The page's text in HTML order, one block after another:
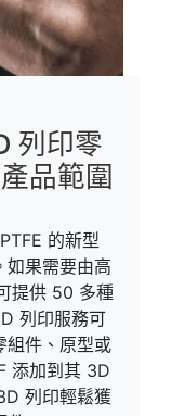
列印零
品範圍
的新型
如果需要由高
提供 50 多種
列印服務可
組件、原型或
添加到其 3D
列印輕鬆獲